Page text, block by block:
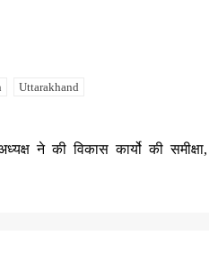
Uttarakhand
ने की विकास कार्यो की